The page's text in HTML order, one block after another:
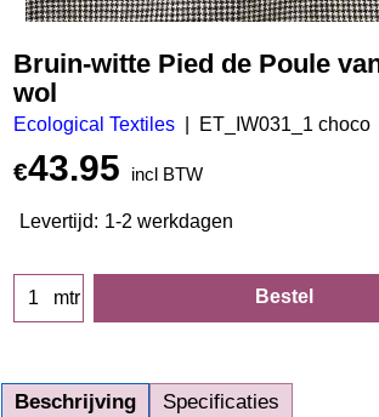
Bruin-witte Pied de Poule
wol
Ecological Textiles ET_IW031_1 choco
€43.95 incl BTW
Levertijd: 1-2 werkdagen
mtr Bestel
Beschrijving Specificaties